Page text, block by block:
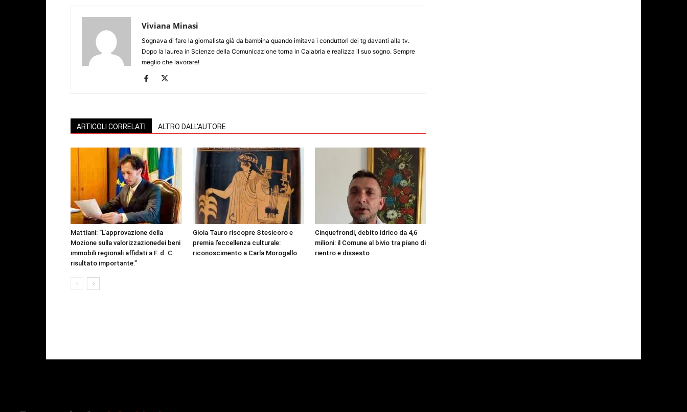
Viviana Minasi
Sognava di fare la giornalista già da bambina quando imitava i conduttori dei tg davanti alla tv.
Dopo la laurea in Scienze della Comunicazione torna in Calabria e realizza il suo sogno. Sempre
meglio che lavorare!
ARTICOLI CORRELATI ALTRO DALL'AUTORE
Mattiani: “L’approvazione della
Mozione sulla valorizzazionedei beni
immobili regionali affidati a F. d. C.
risultato importante.”
Gioia Tauro riscopre Stesicoro e
premia l’eccellenza culturale:
riconoscimento a Carla Morogallo
Cinquefrondi, debito idrico da 4,6
milioni: il Comune al bivio tra piano di
rientro e dissesto